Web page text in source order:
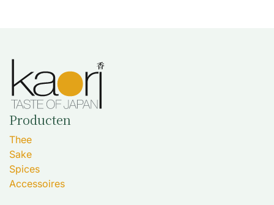
Producten
Thee
Sake
Spices
Accessoires